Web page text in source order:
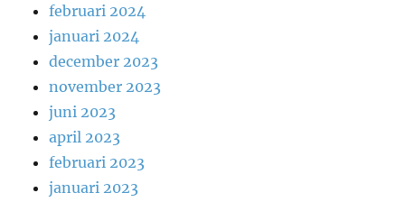
februari 2024
januari 2024
december 2023
november 2023
juni 2023
april 2023
februari 2023
januari 2023